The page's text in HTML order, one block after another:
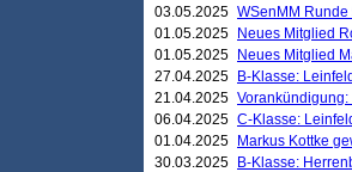
03.05.2025 WSenMM
01.05.2025
Neues Mitglied
01.05.2025
Neues Mitglied
27.04.2025
B-Klasse:
21.04.2025
06.04.2025 C-Klasse:
01.04.2025
Markus Kottke
30.03.2025
B-Klasse: